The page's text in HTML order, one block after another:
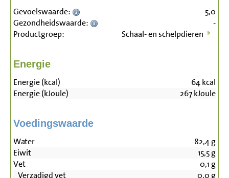
Gevoelswaarde:
5,0
Gezondheidswaarde:
-
Productgroep:
Schaal- en schelpdieren
Energie
Energie (kcal) 64kcal
Energie (kJoule)
267kJoule
Voedingswaarde
Water 82,4g
Eiwit
15,5g
Vet
0,1 g
Verzadigd vet
0,0 g